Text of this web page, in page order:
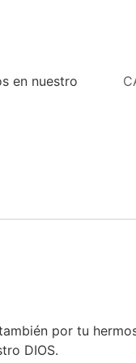
en nuestro
por tu
DIOS.